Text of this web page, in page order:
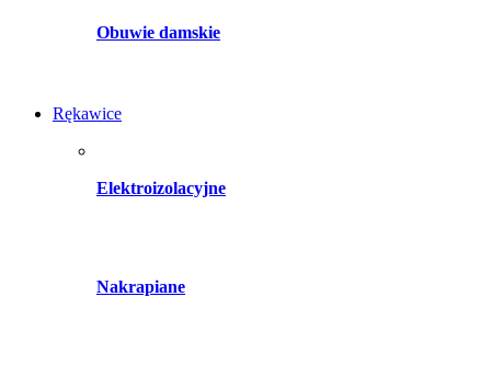
Obuwie damskie
Rękawice
Elektroizolacyjne
Nakrapiane